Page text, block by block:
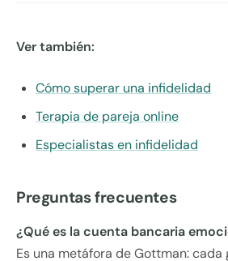
Ver también:
Cómo superar una infidelidad
Terapia de pareja online
Especialistas en infidelidad
Preguntas frecuentes
¿Qué es la cuenta bancaria
Es una metáfora de Gottman: cada